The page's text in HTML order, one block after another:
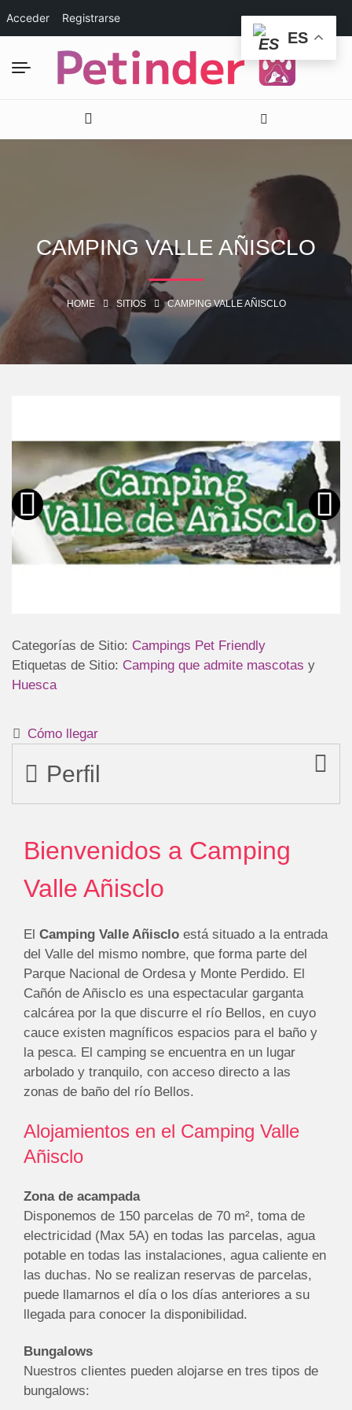
Acceder Registrarse
CAMPING VALLE AÑISCLO
HOME SITIOS CAMPING VALLE AÑISCLO
Categorías de Sitio: Campings Pet Friendly
Etiquetas de Sitio: Camping que admite mascotas y
Huesca
Cómo llegar
Perfil
Bienvenidos a Camping
Valle Añisclo
ElCamping Valle Añisclo está situado a la entrada
del Valle del mismo nombre, que forma parte del
Parque Nacional de Ordesa y Monte Perdido. El
Cañón de Añisclo es una espectacular garganta
calcárea por la que discurre el río Bellos, en cuyo
cauce existen magníficos espacios para el baño y
la pesca. El camping se encuentra en un lugar
arbolado y tranquilo, con acceso directo a las
zonas de baño del río Bellos.
Alojamientos en el Camping Valle
Añisclo
Zona de acampada
Disponemos de 150 parcelas de 70 m², toma de
electricidad (Max 5A) en todas las parcelas, agua
potable en todas las instalaciones, agua caliente en
las duchas. No se realizan reservas de parcelas,
puede llamarnos el día o los días anteriores a su
llegada para conocer la disponibilidad.
Bungalows
Nuestros clientes pueden alojarse en tres tipos de
bungalows:
ES